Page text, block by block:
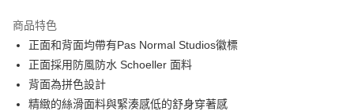
運送方式
全家店到店
每筆NT$80，滿NT$10,000(含以上)免運費
商品特色
正面和背面均帶有Pas Normal Studios徽標
正面採用防風防水 Schoeller 面料
背面為拼色設計
精緻的絲滑面料與緊湊感低的舒身穿著感